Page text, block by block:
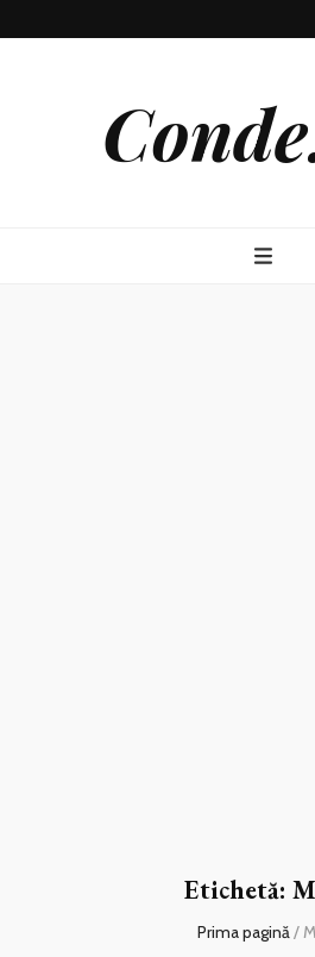
Etichetă:
Prima pagină/